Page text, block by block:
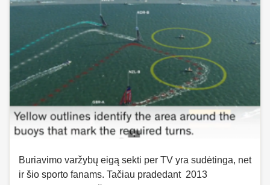
Buriavimo varžybų eigą sekti per TV yra sudėtinga, net
ir šio sporto fanams. Tačiau pradedant 2013